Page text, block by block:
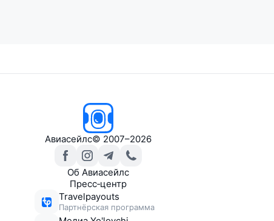
Авиасейлс© 2007–2026
Об Авиасейлс
Пресс‑центр
Travelpayouts
Партнёрская программа